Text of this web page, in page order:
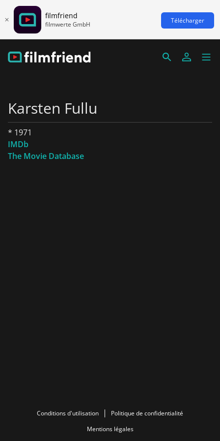
filmfriend
filmwerte GmbH Télécharger
Karsten Fullu
* 1971
IMDb
The Movie Database
Conditions d'utilisation
Politique de confidentialité
Mentions légales